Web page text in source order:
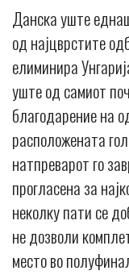
Данска уште
од најцврстите
елиминира
уште од самиот
благодарение на
расположената
натпреварот го
прогласена за
неколку пати се
не дозволи
место во